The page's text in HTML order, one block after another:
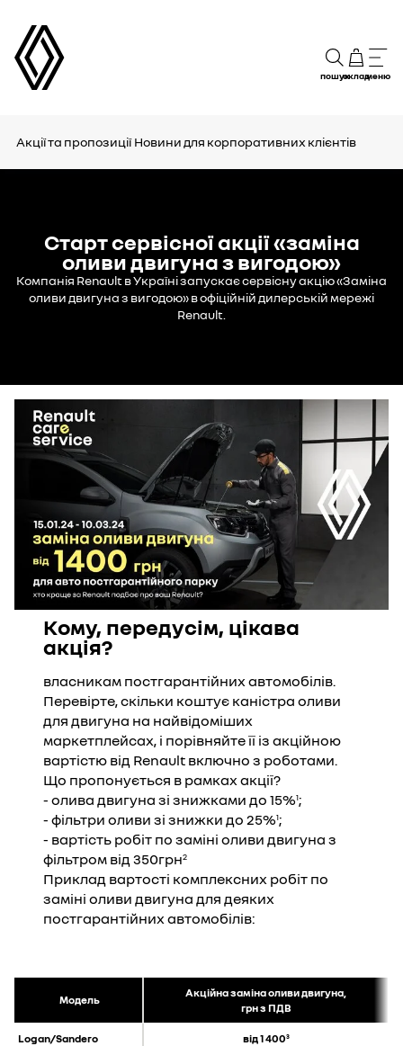
пошукскладменю
Акції та пропозиції Новини для корпоративних клієнтів
Старт сервісної акції «заміна
оливи двигуна з вигодою»
Компанія Renault в Україні запускає сервісну акцію «Заміна
оливи двигуна з вигодою» в офіційній дилерській мережі
Renault.
Кому, передусім, цікава
акція?
власникам постгарантійних автомобілів.
Перевірте, скільки коштує каністра оливи
для двигуна на найвідоміших
маркетплейсах, і порівняйте її із акційною
вартістю від Renault включно з роботами.
Що пропонується в рамках акції?
- олива двигуна зі знижками до 15%1;
- фільтри оливи зі знижки до 25%1;
- вартість робіт по заміні оливи двигуна з
фільтром від 350грн2
Приклад вартості комплексних робіт по
заміні оливи двигуна для деяких
постгарантійних автомобілів:
Модель
Акційна заміна оливи двигуна,
грн з ПДВ
Logan/Sandero від 1 4003